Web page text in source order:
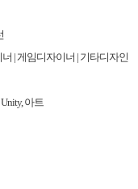
| 게임디자이너 | 기타디자인
아트